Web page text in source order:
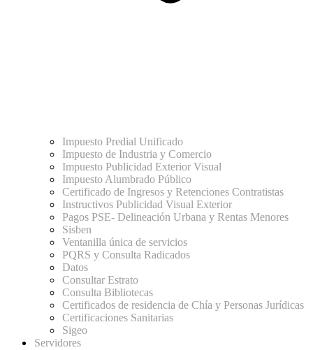
Impuesto Predial Unificado
Impuesto de Industria y Comercio
Impuesto Publicidad Exterior Visual
Impuesto Alumbrado Público
Certificado de Ingresos y Retenciones Contratistas
Instructivos Publicidad Visual Exterior
Pagos PSE- Delineación Urbana y Rentas Menores
Sisben
Ventanilla única de servicios
PQRS y Consulta Radicados
Datos
Consultar Estrato
Consulta Bibliotecas
Certificados de residencia de Chía y Personas Jurídicas
Certificaciones Sanitarias
Sigeo
Servidores